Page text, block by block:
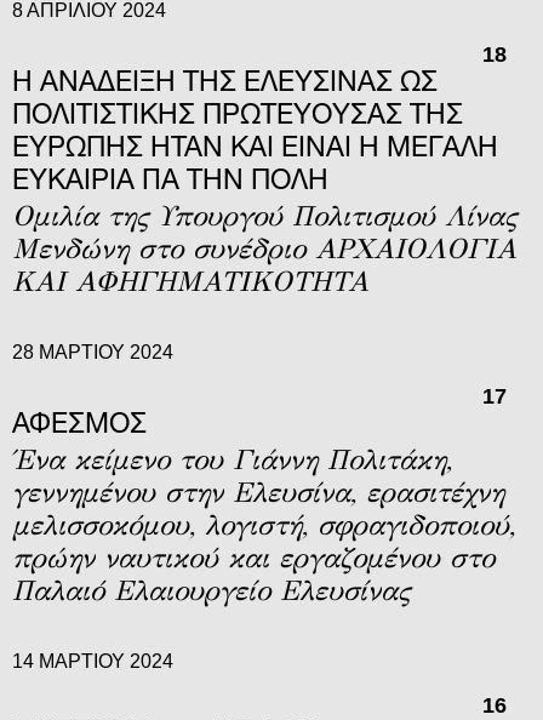
8 ΑΠΡΙΛΊΟΥ 2024
18
Η ΑΝΑΔΕΙΞΗ ΤΗΣ ΕΛΕΥΣΙΝΑΣ ΩΣ
ΠΟΛΙΤΙΣΤΙΚΗΣ ΠΡΩΤΕΥΟΥΣΑΣ ΤΗΣ
ΕΥΡΩΠΗΣ ΗΤΑΝ ΚΑΙ ΕΙΝΑΙ Η ΜΕΓΑΛΗ
ΕΥΚΑΙΡΙΑ ΓΙΑ ΤΗΝ ΠΟΛΗ
Ομιλία της Υπουργού Πολιτισμού Λίνας
Μενδώνη στο συνέδριο ΑΡΧΑΙΟΛΟΓΙΑ
ΚΑΙ ΑΦΗΓΗΜΑΤΙΚΟΤΗΤΑ
28 ΜΑΡΤΊΟΥ 2024
17
ΑΦΕΣΜΌΣ
Ένα κείμενο του Γιάννη Πολιτάκη,
γεννημένου στην Ελευσίνα, ερασιτέχνη
μελισσοκόμου, λογιστή, σφραγιδοποιού,
πρώην ναυτικού και εργαζομένου στο
Παλαιό Ελαιουργείο Ελευσίνας
14 ΜΑΡΤΊΟΥ 2024
16